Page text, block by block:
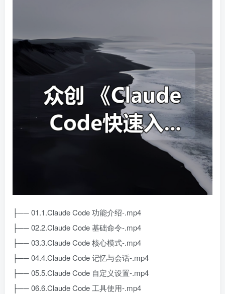
├── 01.1.Claude Code 功能介绍-.mp4
├── 02.2.Claude Code 基础命令-.mp4
├── 03.3.Claude Code 核心模式-.mp4
├── 04.4.Claude Code 记忆与会话-.mp4
├── 05.5.Claude Code 自定义设置-.mp4
├── 06.6.Claude Code 工具使用-.mp4